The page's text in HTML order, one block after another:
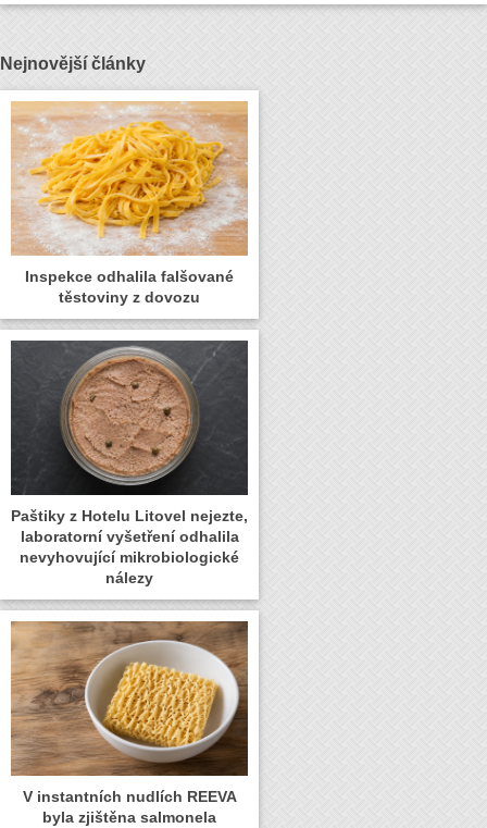
Nejnovější články
Inspekce odhalila falšované
těstoviny z dovozu
Paštiky z Hotelu Litovel nejezte,
laboratorní vyšetření odhalila
nevyhovující mikrobiologické
nálezy
V instantních nudlích REEVA
byla zjištěna salmonela